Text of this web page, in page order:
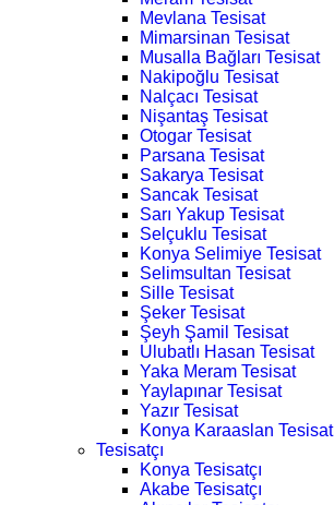
Mevlana Tesisat
Mimarsinan Tesisat
Musalla Bağları Tesisat
Nakipoğlu Tesisat
Nalçacı Tesisat
Nişantaş Tesisat
Otogar Tesisat
Parsana Tesisat
Sakarya Tesisat
Sancak Tesisat
Sarı Yakup Tesisat
Selçuklu Tesisat
Konya Selimiye Tesisat
Selimsultan Tesisat
Sille Tesisat
Şeker Tesisat
Şeyh Şamil Tesisat
Ulubatlı Hasan Tesisat
Yaka Meram Tesisat
Yaylapınar Tesisat
Yazır Tesisat
Konya Karaaslan Tesisat
Tesisatçı
Konya Tesisatçı
Akabe Tesisatçı